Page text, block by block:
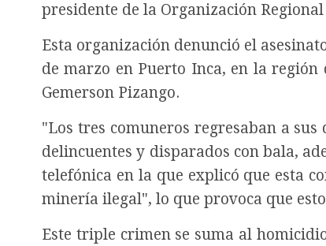
presidente de la Organización
Esta organización denunció el
de marzo en Puerto Inca, en la región
Gemerson Pizango.
"Los tres comuneros regresaban a
delincuentes y disparados con bala,
telefónica en la que explicó que esta
minería ilegal", lo que provoca que
Este triple crimen se suma al